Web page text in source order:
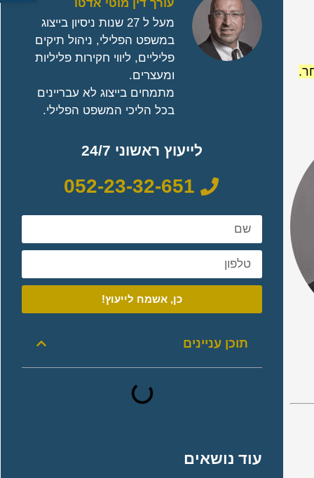
עורך דין מוטי אדטו
מעל ל 27 שנות ניסיון בייצוג
במשפט הפלילי, ניהול תיקים
פליליים, ליווי חקירות פליליות
ומעצרים.
מתמחים בייצוג לא עבריינים
בכל הליכי המשפט הפלילי.
לייעוץ ראשוני 24/7
052-23-32-651
כן, אשמח לייעוץ!
תוכן עניינים
עוד נושאים